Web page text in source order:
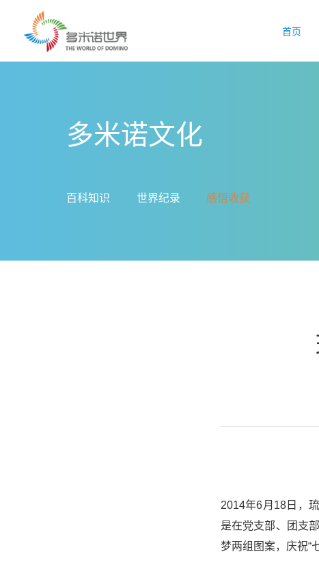
首页
多米诺文化
百科知识 世界纪录 感悟收获
2014年6月18日，
是在党支部、团支
梦两组图案，庆祝“